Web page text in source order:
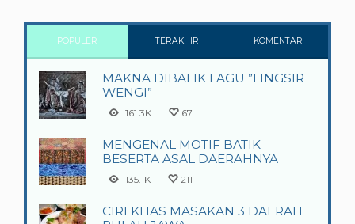
POPULER TERAKHIR KOMENTAR
MAKNA DIBALIK LAGU ”LINGSIR
WENGI”
161.3K 67
MENGENAL MOTIF BATIK
BESERTA ASAL DAERAHNYA
135.1K 211
CIRI KHAS MASAKAN 3 DAERAH